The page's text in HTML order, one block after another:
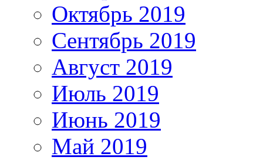
Октябрь 2019
Сентябрь 2019
Август 2019
Июль 2019
Июнь 2019
Май 2019